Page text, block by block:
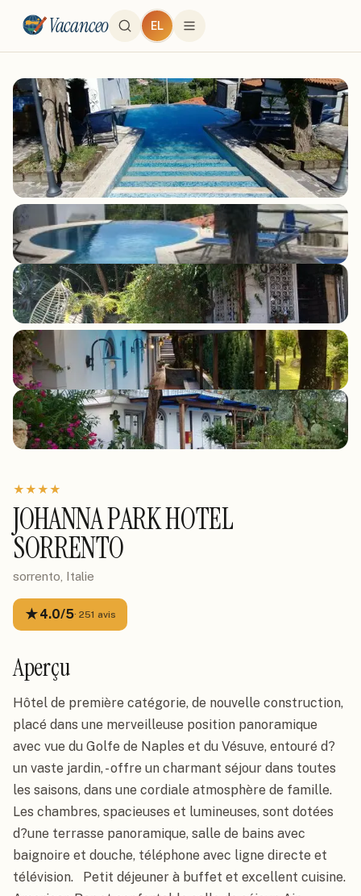
Vacanceo EL
★★★★
JOHANNA PARK HOTEL
SORRENTO
sorrento, Italie
★4.0/5· 251 avis
Aperçu
Hôtel de première catégorie, de nouvelle construction,
placé dans une merveilleuse position panoramique
avec vue du Golfe de Naples et du Vésuve, entouré d?
un vaste jardin, - offre un charmant séjour dans toutes
les saisons, dans une cordiale atmosphère de famille.
Les chambres, spacieuses et lumineuses, sont dotées
d?une terrasse panoramique, salle de bains avec
baignoire et douche, téléphone avec ligne directe et
télévision.   Petit déjeuner à buffet et excellent cuisine.